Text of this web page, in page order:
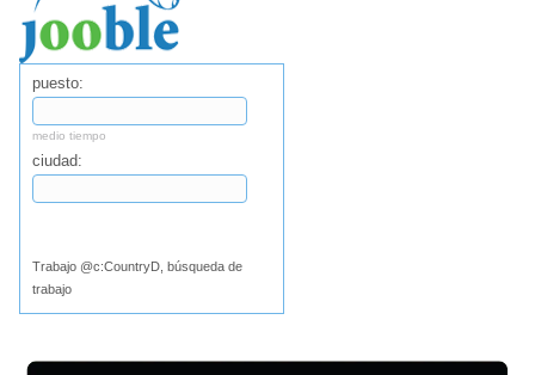
puesto:
medio tiempo
ciudad:
Trabajo @c:CountryD, búsqueda de
trabajo